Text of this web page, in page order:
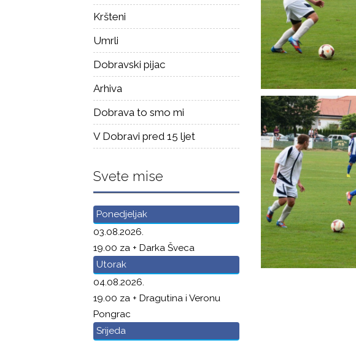
Kršteni
Umrli
Dobravski pijac
Arhiva
Dobrava to smo mi
V Dobravi pred 15 ljet
Svete mise
Ponedjeljak
03.08.2026.
19.00 za + Darka Šveca
Utorak
04.08.2026.
19.00 za + Dragutina i Veronu
Pongrac
Srijeda